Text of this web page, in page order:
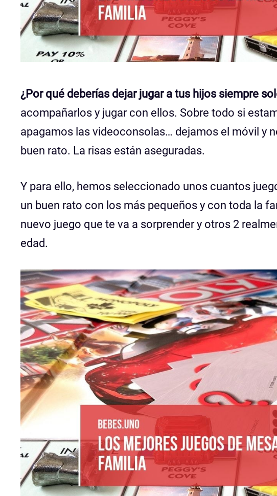
¿Por qué deberías dejar jugar a tus hijos siempre
acompañarlos y jugar con ellos. Sobre todo si
apagamos las videoconsolas… dejamos el móvil y
buen rato. La risas están aseguradas.
Y para ello, hemos seleccionado unos cuantos
un buen rato con los más pequeños y con toda la
nuevo juego que te va a sorprender y otros 2
edad.